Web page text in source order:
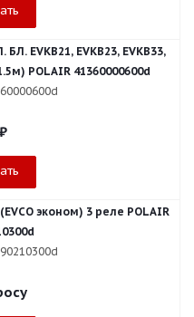
EVKB21, EVKB23, EVKB33,
POLAIR 41360000600d
эконом) 3 реле POLAIR